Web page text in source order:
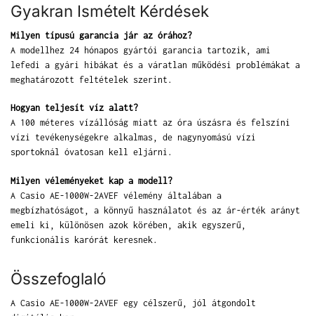
Gyakran Ismételt Kérdések
Milyen típusú garancia jár az órához?
A modellhez 24 hónapos gyártói garancia tartozik, ami
lefedi a gyári hibákat és a váratlan működési problémákat a
meghatározott feltételek szerint.
Hogyan teljesít víz alatt?
A 100 méteres vízállóság miatt az óra úszásra és felszíni
vízi tevékenységekre alkalmas, de nagynyomású vízi
sportoknál óvatosan kell eljárni.
Milyen véleményeket kap a modell?
A Casio AE-1000W-2AVEF vélemény általában a
megbízhatóságot, a könnyű használatot és az ár-érték arányt
emeli ki, különösen azok körében, akik egyszerű,
funkcionális karórát keresnek.
Összefoglaló
A Casio AE-1000W-2AVEF egy célszerű, jól átgondolt